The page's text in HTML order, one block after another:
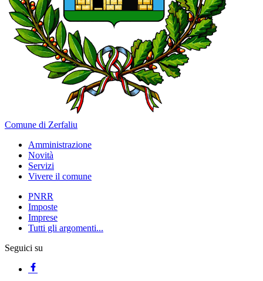
Comune di Zerfaliu
Amministrazione
Novità
Servizi
Vivere il comune
PNRR
Imposte
Imprese
Tutti gli argomenti...
Seguici su